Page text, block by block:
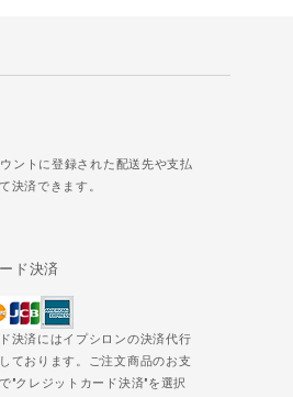
ントに登録された配送先や支払
決済できます。
ド決済
決済にはイプシロンの決済代行
ております。ご注文商品のお支
"クレジットカード決済"を選択